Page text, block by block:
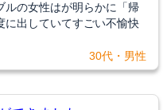
ルの女性はが明らかに「帰
に出していてすごい不愉快
30代・男性